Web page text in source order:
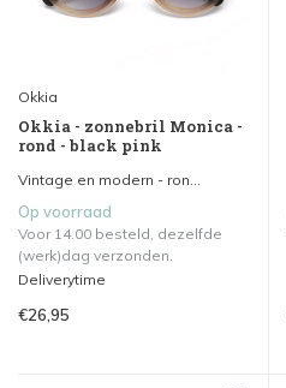
Okkia
Okkia - zonnebril Monica -
rond - black pink
Vintage en modern - ron...
Op voorraad
Voor 14.00 besteld, dezelfde
(werk)dag verzonden.
Deliverytime
€26,95